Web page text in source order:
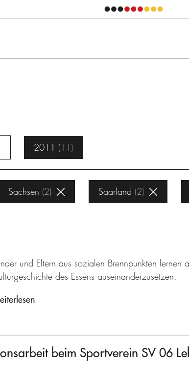
2011 11
Sachsen 2 Saarland 2
und Eltern aus sozialen Brennpunkten
des Essens auseinanderzusetzen.
beim Sportverein SV 06